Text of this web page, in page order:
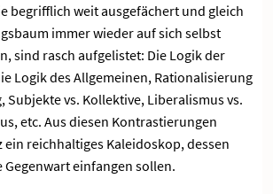
begrifflich weit ausgefächert und gleich
immer wieder auf sich selbst
sind rasch aufgelistet: Die Logik der
Logik des Allgemeinen, Rationalisierung
Subjekte vs. Kollektive, Liberalismus vs.
etc. Aus diesen Kontrastierungen
ein reichhaltiges Kaleidoskop, dessen
einfangen sollen.